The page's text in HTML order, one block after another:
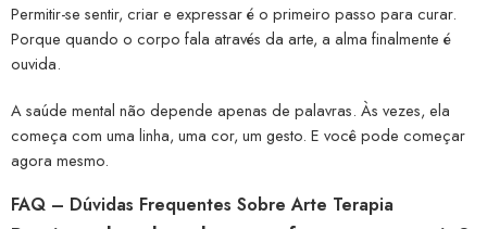
Permitir-se sentir, criar e expressar é o primeiro passo para curar.
Porque quando o corpo fala através da arte, a alma finalmente é
ouvida.
A saúde mental não depende apenas de palavras. Às vezes, ela
começa com uma linha, uma cor, um gesto. E você pode começar
agora mesmo.
FAQ – Dúvidas Frequentes Sobre Arte Terapia